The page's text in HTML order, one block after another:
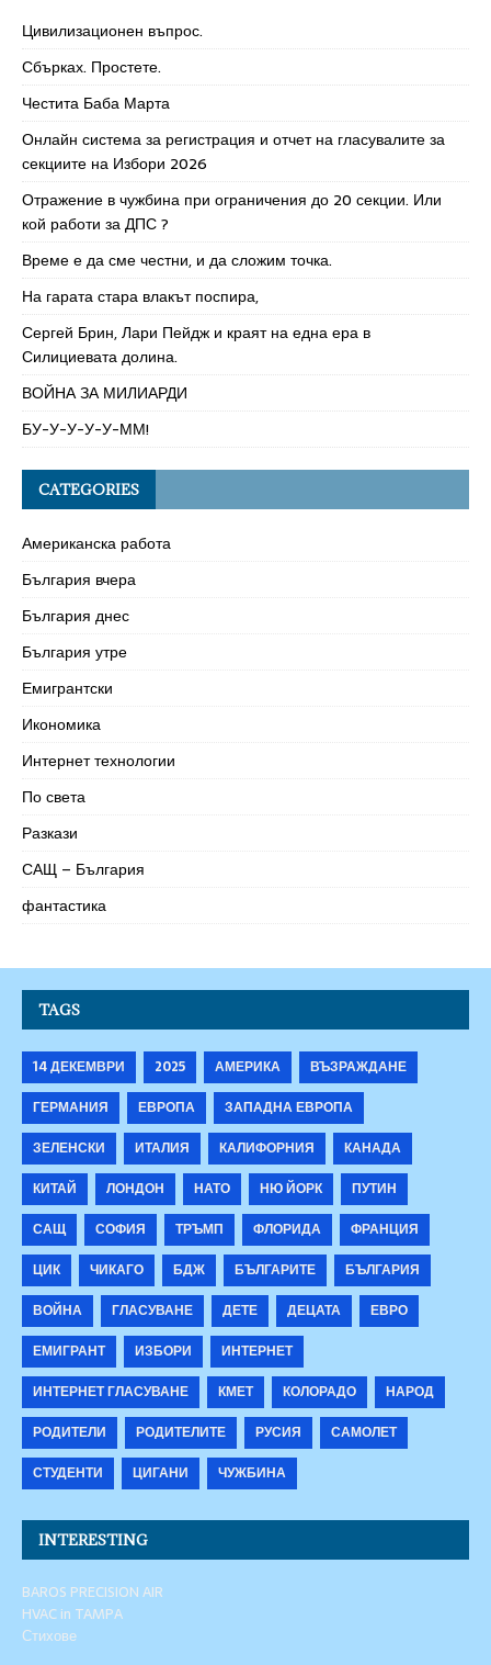
Цивилизационен въпрос.
Сбърках. Простете.
Честита Баба Марта
Онлайн система за регистрация и отчет на гласувалите за
секциите на Избори 2026
Отражение в чужбина при ограничения до 20 секции. Или
кой работи за ДПС ?
Време е да сме честни, и да сложим точка.
На гарата стара влакът поспира,
Сергей Брин, Лари Пейдж и краят на една ера в
Силициевата долина.
ВОЙНА ЗА МИЛИАРДИ
БУ-У-У-У-У-ММ!
CATEGORIES
Американска работа
България вчера
България днес
България утре
Емигрантски
Икономика
Интернет технологии
По света
Разкази
САЩ – България
фантастика
TAGS
14 ДЕКЕМВРИ 2025 АМЕРИКА
ВЪЗРАЖДАНЕ
ГЕРМАНИЯ
ЕВРОПА
ЗАПАДНА ЕВРОПА
ЗЕЛЕНСКИ
ИТАЛИЯ КАЛИФОРНИЯ
КАНАДА
КИТАЙ
ЛОНДОН НАТО НЮ ЙОРК
ПУТИН
САЩ
СОФИЯ ТРЪМП ФЛОРИДА
ФРАНЦИЯ
ЦИК
ЧИКАГО БДЖ БЪЛГАРИТЕ
БЪЛГАРИЯ
ВОЙНА
ГЛАСУВАНЕ ДЕТЕ ДЕЦАТА
ЕВРО
ЕМИГРАНТ
ИЗБОРИ
ИНТЕРНЕТ
ИНТЕРНЕТ ГЛАСУВАНЕ
КМЕТ КОЛОРАДО
НАРОД
РОДИТЕЛИ
РОДИТЕЛИТЕ РУСИЯ
САМОЛЕТ
СТУДЕНТИ
ЦИГАНИ ЧУЖБИНА
INTERESTING
BAROS PRECISION AIR
HVAC in TAMPA
Стихове